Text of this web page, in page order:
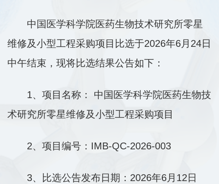
中国医学科学院医药生物技术研究所零星
维修及小型工程采购项目比选于2026年6月24日
中午结束，现将比选结果公告如下：
1、项目名称： 中国医学科学院医药生物技
术研究所零星维修及小型工程采购项目
2、项目编号：IMB-QC-2026-003
3、比选公告发布日期：2026年6月12日